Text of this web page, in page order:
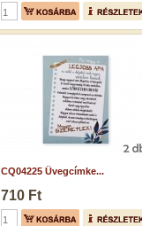
CQ04225 Üvegcímke...
710 Ft